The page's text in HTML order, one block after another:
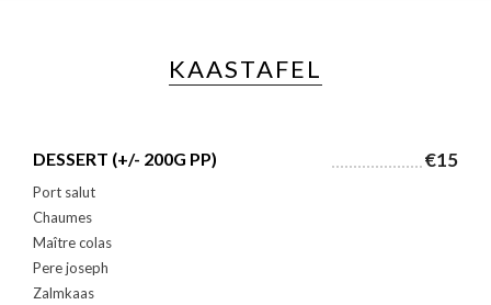
KAASTAFEL
DESSERT (+/- 200G PP) €15
Port salut
Chaumes
Maître colas
Pere joseph
Zalmkaas